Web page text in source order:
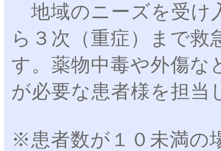
地域のニーズを受け
ら３次（重症）まで救
す。薬物中毒や外傷な
が必要な患者様を担当
※患者数が１０未満の